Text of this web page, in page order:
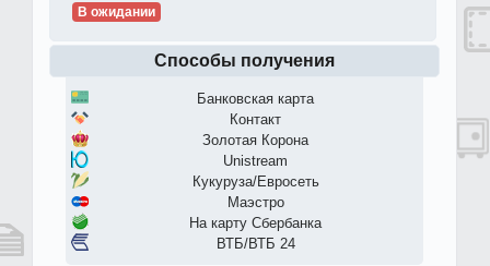
В ожидании
Способы получения
Банковская карта
Контакт
Золотая Корона
Unistream
Кукуруза/Евросеть
Маэстро
На карту Сбербанка
ВТБ/ВТБ 24